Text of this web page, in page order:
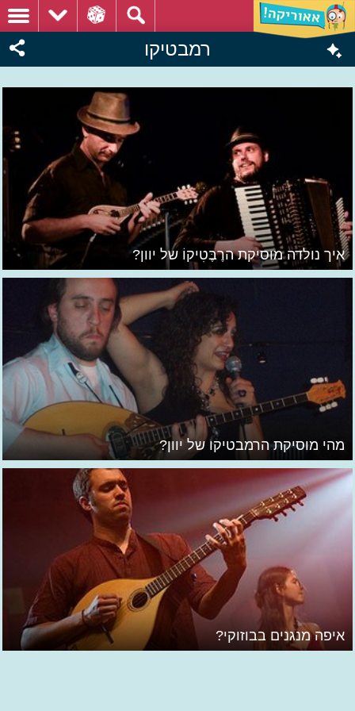
רמבטיקו
איך נולדה מוסיקת הרֶבֶּטִיקוֹ של יוון?
מהי מוסיקת הרמבטיקו של יוון?
איפה מנגנים בבוזוקי?